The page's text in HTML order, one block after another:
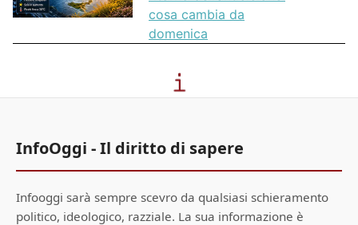
cosa cambia da
domenica
InfoOggi - Il diritto di sapere
Infooggi sarà sempre scevro da qualsiasi schieramento
politico, ideologico, razziale. La sua informazione è